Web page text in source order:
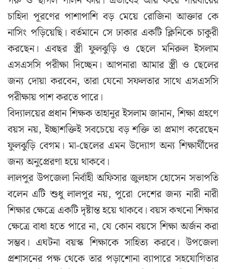
চাহিদা পূরণের পাশাপাশি বড় মেয়ে রোজিনা আক্তার কে
নাসিং পড়িয়েছি। বর্তমানে সে ঢাকার একটি ক্লিনিকে চাকুরী
করছেন। এবছর স্ত্রী ফুলঝুড়ি ও ছেলে মনিরুল ইসলাম
এসএসসি পরীক্ষা দিচ্ছেন। আপনারা আমার স্ত্রী ও ছেলের
জন্য দোয়া করবেন, তারা যেনো সফলতার সাথে এসএসসি
পরীক্ষায় পাশ করতে পারে।
বিদ্যালয়ের প্রধান শিক্ষক তাহানুর ইসলাম জানান, শিক্ষা গ্রহণে
বয়স নয়, ইচ্ছাশক্তিই সবচেয়ে বড় শক্তি তা প্রমাণ করেছেন
ফুলঝুড়ি বেগম। মা-ছেলের এমন উদ্যোগ অন্য শিক্ষার্থীদের
জন্য অনুপ্রেরণা হয়ে থাকবে।
লালপুর উপজেলা নির্বাহী অফিসার জুলহাস হোসেন সভাপতি
বলেন এটি শুধু লালপুর নয়, পুরো দেশের জন্য নারী নারী
শিক্ষার ক্ষেত্রে একটি দৃষ্টান্ত হয়ে থাকবে। বয়স কখনো শিক্ষার
ক্ষেত্রে বাধা হতে পারে না, যে কোন বয়সে শিক্ষা অর্জন করা
সম্ভব। এঘটনা বয়স্ক শিক্ষাকে সাহিত্য করবে। উপজেলা
প্রশাসনের পক্ষ থেকে তার পড়াশোনা ব্যাপারে সহযোগিতার